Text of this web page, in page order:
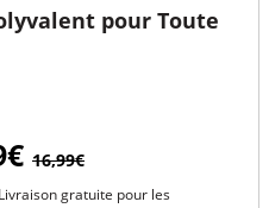
pour Toute
16,99€
gratuite pour les